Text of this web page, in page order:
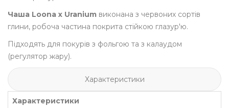
Чаша Loona x Uranium виконана з червоних сортів
глини, робоча частина покрита стійкою глазур'ю.
Підходять для покурів з фольгою та з калаудом
(регулятор жару).
Характеристики
Характеристики